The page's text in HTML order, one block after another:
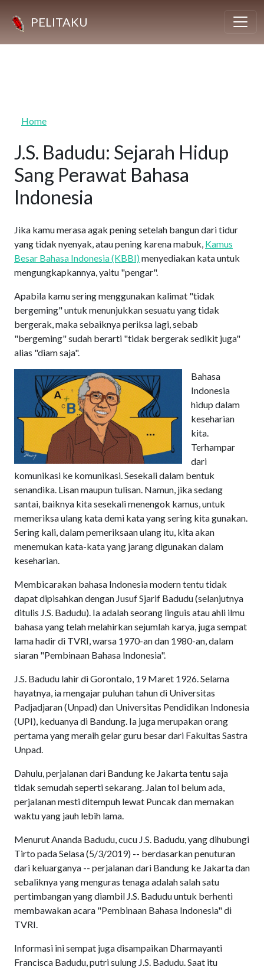
PELITAKU
Home
J.S. Badudu: Sejarah Hidup
Sang Perawat Bahasa
Indonesia
Jika kamu merasa agak pening setelah bangun dari tidur
yang tidak nyenyak, atau pening karena mabuk, Kamus
Besar Bahasa Indonesia (KBBI)menyediakan kata untuk
mengungkapkannya, yaitu "pengar".
Apabila kamu sering menggunakan kalimat "tidak
bergeming" untuk menunjukkan sesuatu yang tidak
bergerak, maka sebaiknya periksa lagi, sebab
"bergeming" sudah berarti "tidak bergerak sedikit juga"
alias "diam saja".
Bahasa
Indonesia
hidup dalam
keseharian
kita.
Terhampar
dari
komunikasi ke komunikasi. Sesekali dalam bentuk
senandika. Lisan maupun tulisan. Namun, jika sedang
santai, baiknya kita sesekali menengok kamus, untuk
memeriksa ulang kata demi kata yang sering kita gunakan.
Sering kali, dalam pemeriksaan ulang itu, kita akan
menemukan kata-kata yang jarang digunakan dalam
keseharian.
Membicarakan bahasa Indonesia modern tentu tidak
dapat dipisahkan dengan Jusuf Sjarif Badudu (selanjutnya
ditulis J.S. Badudu). Ia adalah seorang linguis atau ahli ilmu
bahasa yang telah melahirkan sejumlah karya, juga sempat
lama hadir di TVRI, warsa 1970-an dan 1980-an, dalam
siaran "Pembinaan Bahasa Indonesia".
J.S. Badudu lahir di Gorontalo, 19 Maret 1926. Selama
hayatnya, ia mengajar puluhan tahun di Universitas
Padjadjaran (Unpad) dan Universitas Pendidikan Indonesia
(UPI), keduanya di Bandung. Ia juga merupakan orang
pertama yang meraih gelar guru besar dari Fakultas Sastra
Unpad.
Dahulu, perjalanan dari Bandung ke Jakarta tentu saja
tidak semudah seperti sekarang. Jalan tol belum ada,
perjalanan mesti ditempuh lewat Puncak dan memakan
waktu yang jauh lebih lama.
Menurut Ananda Badudu, cucu J.S. Badudu, yang dihubungi
Tirto pada Selasa (5/3/2019) -- berdasarkan penuturan
dari keluarganya -- perjalanan dari Bandung ke Jakarta dan
sebaliknya yang menguras tenaga adalah salah satu
pertimbangan yang diambil J.S. Badudu untuk berhenti
membawakan acara "Pembinaan Bahasa Indonesia" di
TVRI.
Informasi ini sempat juga disampaikan Dharmayanti
Francisca Badudu, putri sulung J.S. Badudu. Saat itu